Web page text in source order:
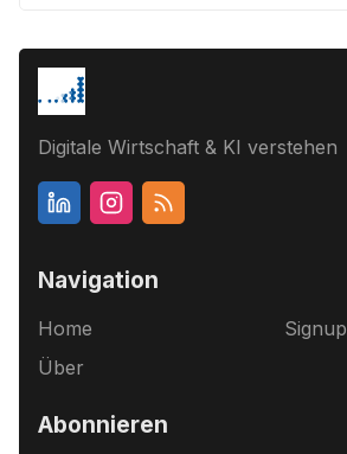
Digitale Wirtschaft & KI verstehen
Navigation
Home
Über
Signup
Abonnieren